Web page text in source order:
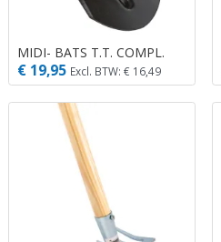
MIDI- BATS T.T. COMPL.
€ 19,95 Excl. BTW: € 16,49